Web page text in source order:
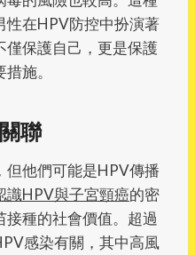
性在HPV防控中扮演著
僅保護自己，更是保護
施。
聯
但他們可能是HPV傳播
識HPV與子宮頸癌的密
種的社會價值。超過
感染有關，其中高風